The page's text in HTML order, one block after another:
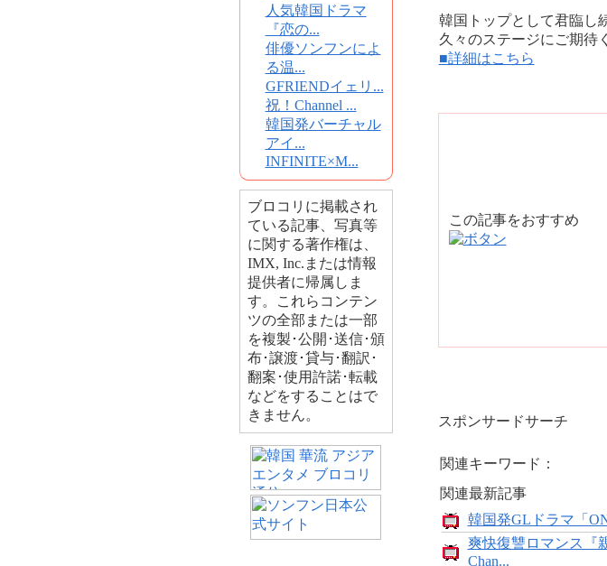
人気韓国ドラマ
『恋の...
俳優ソンフンによ
る温...
GFRIENDイェリ...
祝！Channel ...
韓国発バーチャル
アイ...
INFINITE×M...
ブロコリに掲載され
ている記事、写真等
に関する著作権は、
IMX, Inc.または情報
提供者に帰属しま
す。これらコンテン
ツの全部または一部
を複製･公開･送信･頒
布･譲渡･貸与･翻訳･
翻案･使用許諾･転載
などをすることはで
きません。
韓国トップとして君臨し
久々のステージにご期待
■詳細はこちら
この記事をおすすめ
スポンサードサーチ
関連キーワード：
関連最新記事
韓国発GLドラマ「
爽快復讐ロマンス『
Chan...